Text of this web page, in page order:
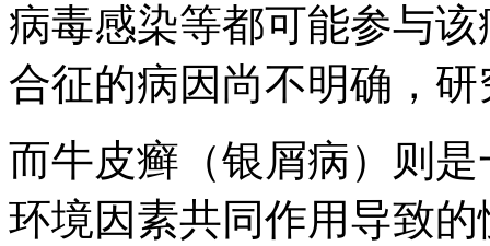
病毒感染等都可能参与
合征的病因尚不明确，
而牛皮癣（银屑病）则
环境因素共同作用导致